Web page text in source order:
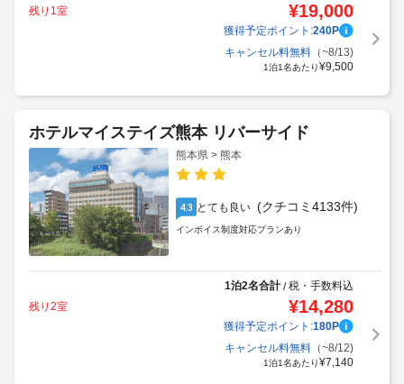
残り1室
¥19,000
獲得予定ポイント:240P
キャンセル料無料（~8/13)
1泊1名あたり¥9,500
ホテルマイステイズ熊本 リバーサイド
熊本県 > 熊本
4.3 とても良い (クチコミ4133件)
インボイス制度対応プランあり
1泊2名合計/税・手数料込
残り2室
¥14,280
獲得予定ポイント:180P
キャンセル料無料（~8/12)
1泊1名あたり¥7,140